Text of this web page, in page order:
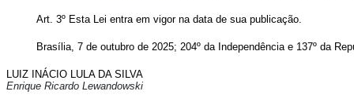
Art. 3º Esta Lei entra em vigor na data de sua publicação.
Brasília, 7 de outubro de 2025; 204º da Independência e 137º da
LUIZ INÁCIO LULA DA SILVA
Enrique Ricardo Lewandowski